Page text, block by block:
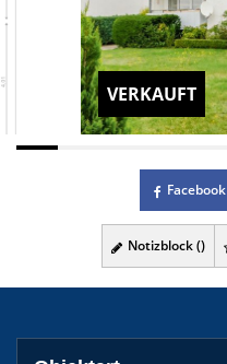
VERKAUFT
Facebook
Notizblock ()